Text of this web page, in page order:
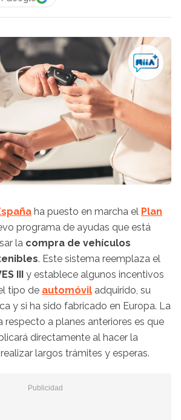
ha puesto en marcha el Plan
programa de ayudas que está
la compra de vehículos
. Este sistema reemplaza el
III y establece algunos incentivos
tipo de automóvil adquirido, su
y si ha sido fabricado en Europa. La
respecto a planes anteriores es que
directamente al hacer la
largos trámites y esperas.